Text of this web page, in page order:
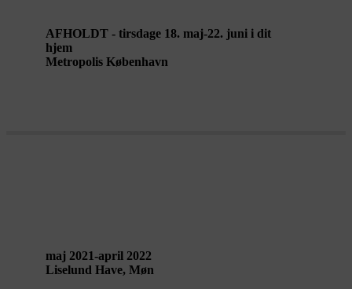
AFHOLDT - tirsdage 18. maj-22. juni i dit
hjem
Metropolis København
maj 2021-april 2022
Liselund Have, Møn